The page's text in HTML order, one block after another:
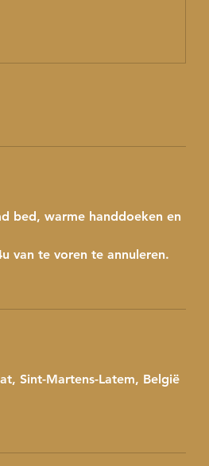
bed, warme handdoeken en
van te voren te annuleren.
Sint-Martens-Latem, België